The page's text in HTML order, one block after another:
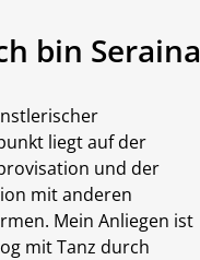
bin Seraina
liegt auf der
und der
mit anderen
Mein Anliegen ist
mit Tanz durch